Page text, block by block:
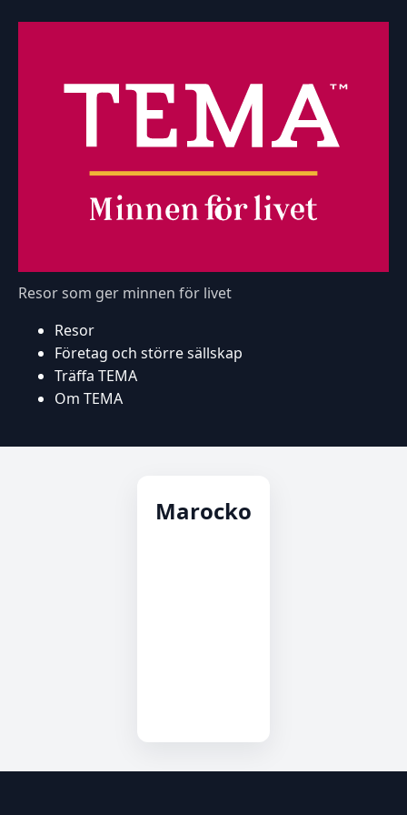
Resor som ger minnen för livet
Resor
Företag och större sällskap
Träffa TEMA
Om TEMA
Marocko